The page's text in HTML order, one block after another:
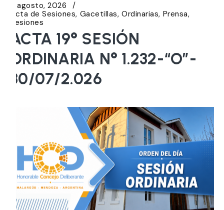
5 agosto, 2026
Acta de Sesiones Gacetillas Ordinarias Prensa
Sesiones
ACTA 19° SESIÓN
ORDINARIA N° 1.232-“O”-
30/07/2.026